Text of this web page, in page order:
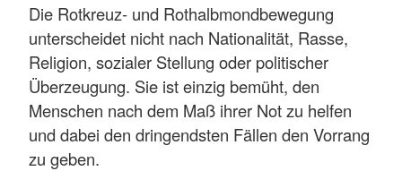
Die Rotkreuz- und Rothalbmondbewegung
unterscheidet nicht nach Nationalität, Rasse,
Religion, sozialer Stellung oder politischer
Überzeugung. Sie ist einzig bemüht, den
Menschen nach dem Maß ihrer Not zu helfen
und dabei den dringendsten Fällen den Vorrang
zu geben.